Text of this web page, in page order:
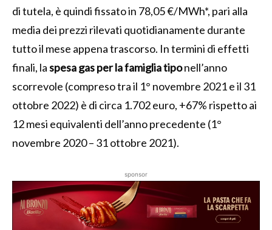
di tutela, è quindi fissato in 78,05 €/MWh*, pari alla
media dei prezzi rilevati quotidianamente durante
tutto il mese appena trascorso. In termini di effetti
finali, laspesa gas per la famiglia tiponell’anno
scorrevole (compreso tra il 1° novembre 2021 e il 31
ottobre 2022) è di circa 1.702 euro, +67% rispetto ai
12 mesi equivalenti dell’anno precedente (1°
novembre 2020 – 31 ottobre 2021).
sponsor